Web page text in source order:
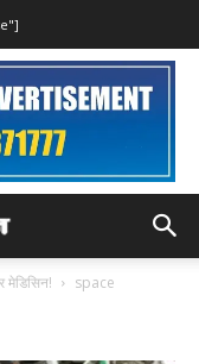
मेडिसिन! space